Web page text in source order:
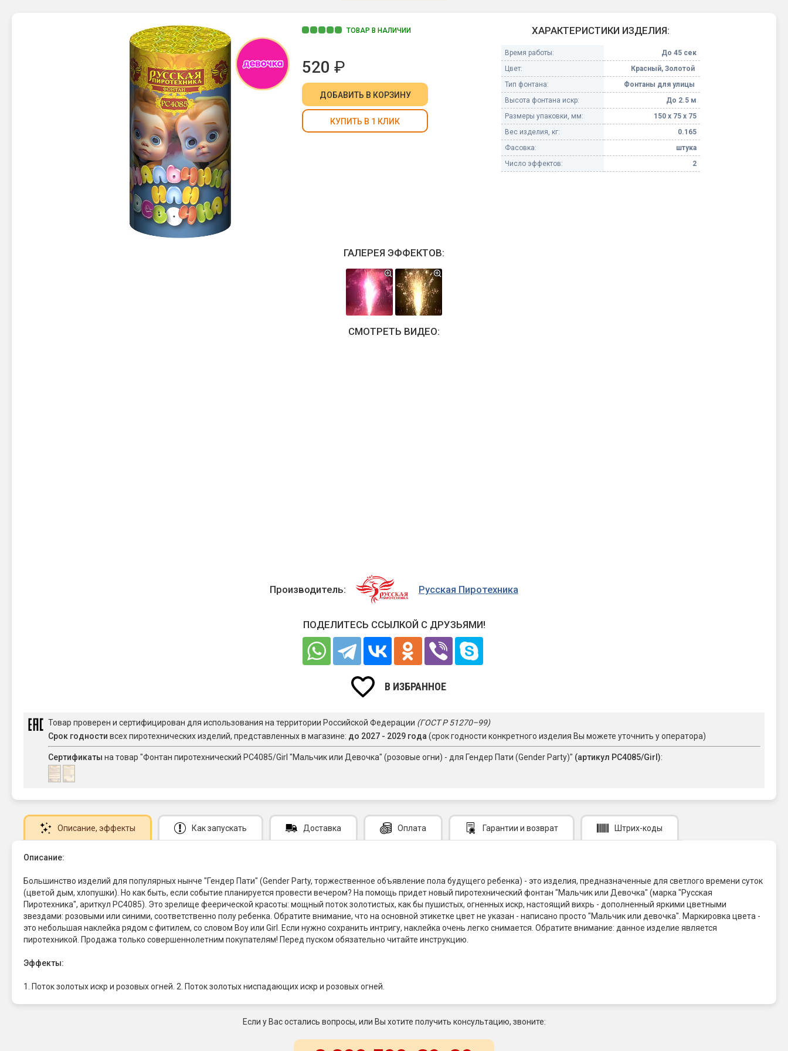
Фейерверки на свадьбу
Терочные
Фитильные
Лимонки, гранаты
Корсары
Летающие и наземные
Цветной дым и огонь
Бенгальские огни малые
Бенгальские огни большие
Фонтаны пиротехнические
Фонтаны в торт (холодные)
Фонтаны сценические (холодные)
Фестивальные шары
Небесные фонарики
Оборудование для
спецэффектов
Елочные гирлянды
Фейерверк-шоу
ТОВАР В НАЛИЧИИ
520 ₽
ДОБАВИТЬ В КОРЗИНУ
КУПИТЬ В 1 КЛИК
ХАРАКТЕРИСТИКИ ИЗДЕЛИЯ:
Время работы:
До 45 сек
Цвет:
Красный, Золотой
Тип фонтана:
Фонтаны для улицы
Высота фонтана искр:
До 2.5 м
Размеры упаковки, мм:
150 х 75 х 75
Вес изделия, кг:
0.165
Фасовка:
штука
Число эффектов:
2
ГАЛЕРЕЯ ЭФФЕКТОВ:
СМОТРЕТЬ ВИДЕО:
Производитель: Русская Пиротехника
ПОДЕЛИТЕСЬ ССЫЛКОЙ С ДРУЗЬЯМИ!
В ИЗБРАННОЕ
Товар проверен и сертифицирован для использования на территории Российской Федерации (ГОСТ Р 51270–99)
Срок годности всех пиротехнических изделий, представленных в магазине: до 2027 - 2029 года (срок годности конкретного изделия Вы можете уточнить у оператора)
Сертификаты на товар "Фонтан пиротехнический РС4085/Girl "Мальчик или Девочка" (розовые огни) - для Гендер Пати (Gender Party)" (артикул РС4085/Girl):
Описание, эффекты Как запускать Доставка Оплата Гарантии и возврат Штрих-коды
Описание:
Большинство изделий для популярных нынче "Гендер Пати" (Gender Party, торжественное объявление пола будущего ребенка) - это изделия, предназначенные для светлого времени суток
(цветой дым, хлопушки). Но как быть, если событие планируется провести вечером? На помощь придет новый пиротехнический фонтан "Мальчик или Девочка" (марка "Русская
Пиротехника", ариткул РС4085). Это зрелище феерической красоты: мощный поток золотистых, как бы пушистых, огненных искр, настоящий вихрь - дополненный яркими цветными
звездами: розовыми или синими, соответственно полу ребенка. Обратите внимание, что на основной этикетке цвет не указан - написано просто "Мальчик или девочка". Маркировка цвета -
это небольшая наклейка рядом с фитилем, со словом Boy или Girl. Если нужно сохранить интригу, наклейка очень легко снимается. Обратите внимание: данное изделие является
пиротехникой. Продажа только совершеннолетним покупателям! Перед пуском обязательно читайте инструкцию.
Эффекты:
1. Поток золотых искр и розовых огней. 2. Поток золотых ниспадающих искр и розовых огней.
Если у Вас остались вопросы, или Вы хотите получить консультацию, звоните: